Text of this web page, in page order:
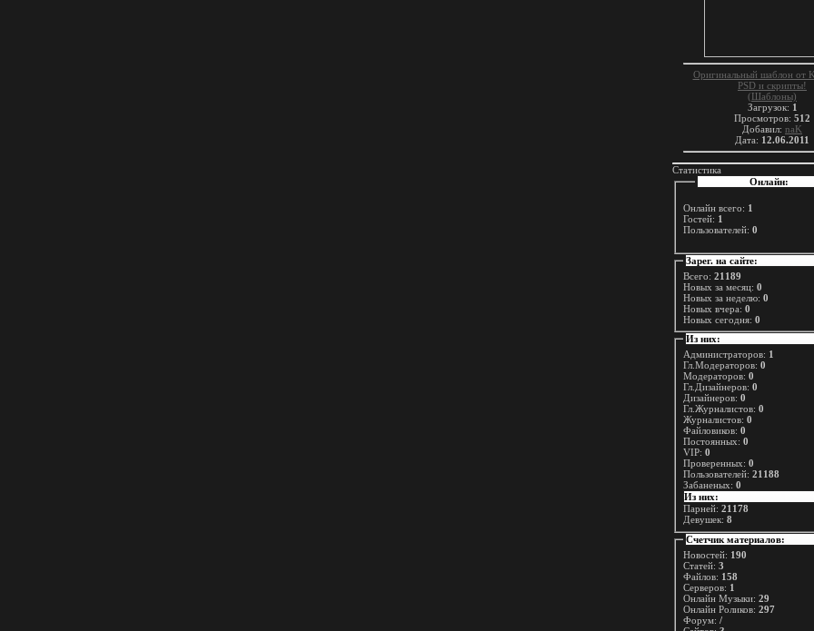
Оригинальный шаблон от
PSD и скрипты!
(Шаблоны)
Загрузок: 1
Просмотров: 512
Добавил: naK
Дата: 12.06.2011
Статистика
Онлайн:
Онлайн всего: 1
Гостей: 1
Пользователей:0
Зарег. на сайте:
Всего:21189
Новых за месяц:0
Новых за неделю:0
Новых вчера:0
Новых сегодня:0
Из них:
Администраторов: 1
Гл.Модераторов:0
Модераторов:0
Гл.Дизайнеров:0
Дизайнеров:0
Гл.Журналистов:0
Журналистов:0
Файловиков:0
Постоянных:0
VIP:0
Проверенных:0
Пользователей:21188
Забаненых:0
Из них:
Парней:21178
Девушек:8
Счетчик материалов:
Новостей: 190
Статей:3
Файлов: 158
Серверов: 1
Онлайн Музыки:29
Онлайн Роликов:297
Форум:/